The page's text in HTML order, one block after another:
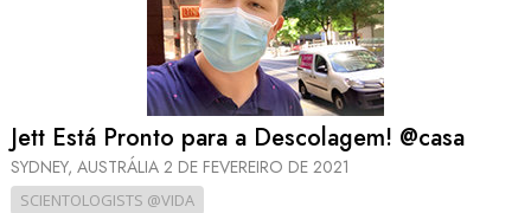
Jett Está Pronto para a Descolagem! @casa
SYDNEY, AUSTRÁLIA 2 DE FEVEREIRO DE 2021
SCIENTOLOGISTS @VIDA